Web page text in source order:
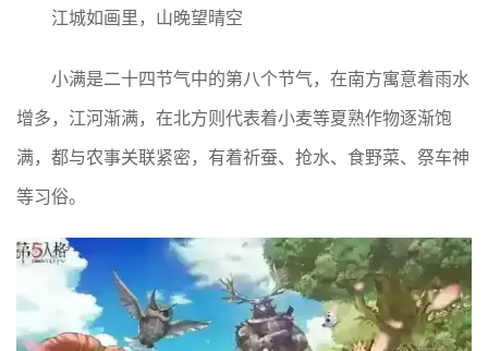
江城如画里，山晚望晴空
小满是二十四节气中的第八个节气，在南方寓意着雨水
增多，江河渐满，在北方则代表着小麦等夏熟作物逐渐饱
满，都与农事关联紧密，有着祈蚕、抢水、食野菜、祭车神
等习俗。